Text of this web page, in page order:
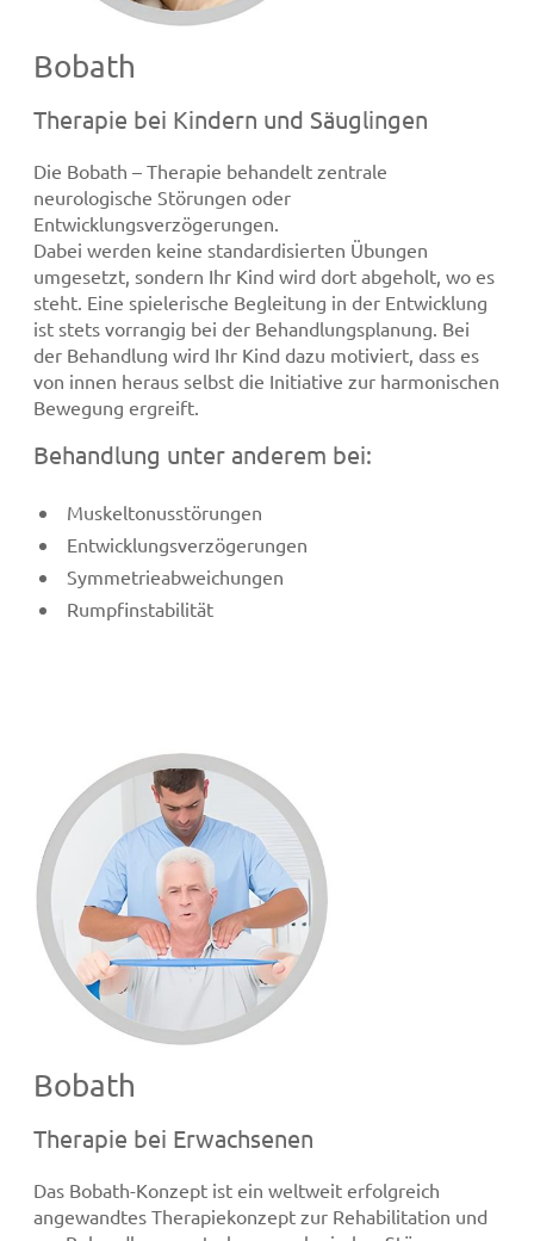
Bobath
Therapie bei Kindern und Säuglingen
Die Bobath – Therapie behandelt zentrale
neurologische Störungen oder
Entwicklungsverzögerungen.
Dabei werden keine standardisierten Übungen
umgesetzt, sondern Ihr Kind wird dort abgeholt, wo es
steht. Eine spielerische Begleitung in der Entwicklung
ist stets vorrangig bei der Behandlungsplanung. Bei
der Behandlung wird Ihr Kind dazu motiviert, dass es
von innen heraus selbst die Initiative zur harmonischen
Bewegung ergreift.
Behandlung unter anderem bei:
Muskeltonusstörungen
Entwicklungsverzögerungen
Symmetrieabweichungen
Rumpfinstabilität
Bobath
Therapie bei Erwachsenen
Das Bobath-Konzept ist ein weltweit erfolgreich
angewandtes Therapiekonzept zur Rehabilitation und